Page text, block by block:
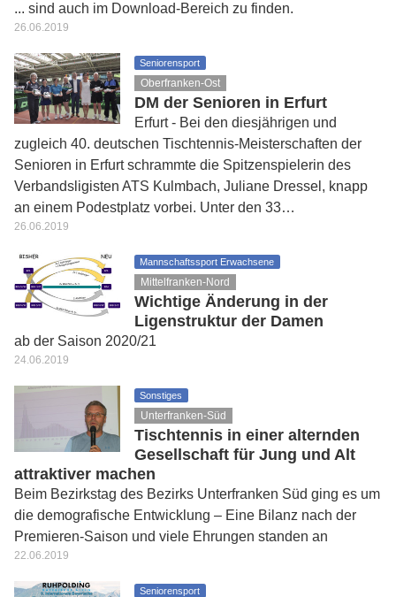
... sind auch im Download-Bereich zu finden.
26.06.2019
Seniorensport
Oberfranken-Ost
DM der Senioren in Erfurt
Erfurt - Bei den diesjährigen und
zugleich 40. deutschen Tischtennis-Meisterschaften der
Senioren in Erfurt schrammte die Spitzenspielerin des
Verbandsligisten ATS Kulmbach, Juliane Dressel, knapp
an einem Podestplatz vorbei. Unter den 33…
26.06.2019
Mannschaftssport Erwachsene
Mittelfranken-Nord
Wichtige Änderung in der
Ligenstruktur der Damen
ab der Saison 2020/21
24.06.2019
Sonstiges
Unterfranken-Süd
Tischtennis in einer alternden
Gesellschaft für Jung und Alt
attraktiver machen
Beim Bezirkstag des Bezirks Unterfranken Süd ging es um
die demografische Entwicklung – Eine Bilanz nach der
Premieren-Saison und viele Ehrungen standen an
22.06.2019
Seniorensport